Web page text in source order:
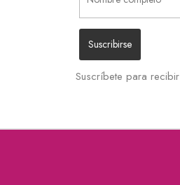
Suscríbete para